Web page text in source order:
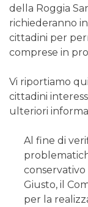
della Roggia
richiederanno
cittadini per
comprese in
Vi riportiamo
cittadini
ulteriori
Al fine di
Giusto, il
per la